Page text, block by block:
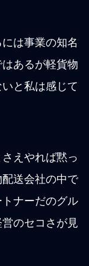
は事業の知名
あるが軽貨物
と私は感じて
えやれば黙っ
送会社の中で
ナーだのグル
のセコさが見